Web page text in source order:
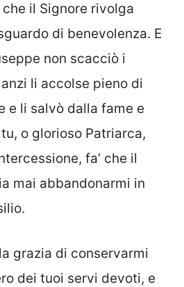
che il Signore rivolga
di benevolenza. E
non scacciò i
li accolse pieno di
e li salvò dalla fame e
o glorioso Patriarca,
fa’ che il
mai abbandonarmi in
grazia di conservarmi
dei tuoi servi devoti, e